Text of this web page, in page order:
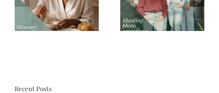
Shooting Photo
argentique
Mission foireuse à La
Ferme des Capucines
Recent Posts